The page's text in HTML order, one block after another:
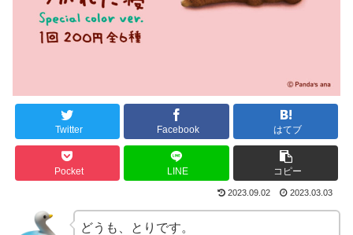
Twitter Facebook はてブ
Pocket LINE コピー
2023.09.02 2023.03.03
どうも、とりです。